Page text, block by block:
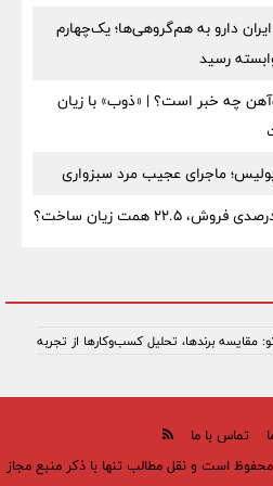
ایران دارو به هم‌گروهی‌ها؛ یک‌چهارم
رسید
ذوب‌آهن چه خبر است؟ | «ذوب» با زیان
ماجرای عجیب مرد سبزواری
مقایسه برندها، تحلیل کسب‌وکارها از تجربه
تماس با ما
است و نقل مطالب تنها با ذکر منبع مجاز